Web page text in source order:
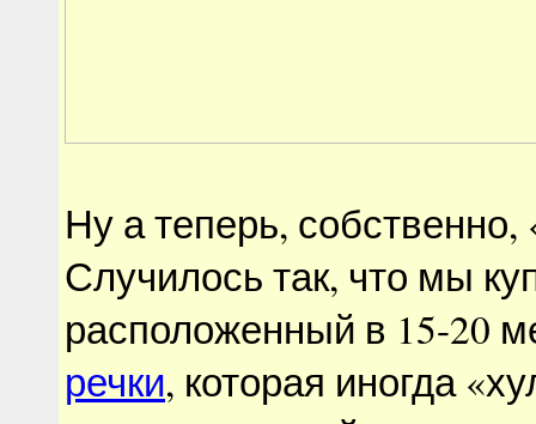
Ну а теперь, собственно,
Случилось так, что мы
расположенный в 15-20
речки, которая иногда